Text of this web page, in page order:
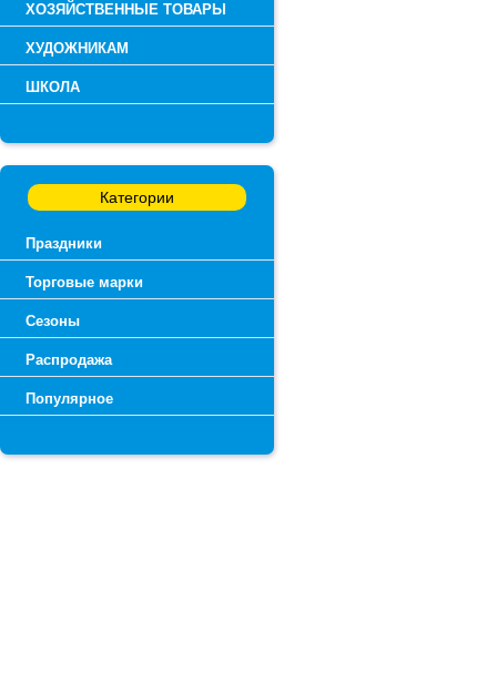
ХОЗЯЙСТВЕННЫЕ ТОВАРЫ
ХУДОЖНИКАМ
ШКОЛА
Категории
Праздники
Торговые марки
Сезоны
Распродажа
Популярное